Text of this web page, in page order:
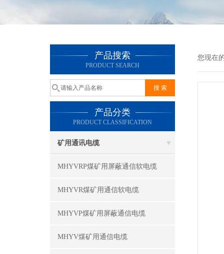
产品搜索
PRODUCT SEARCH
产品分类
PRODUCT CLASSIFICATION
矿用通讯电缆
MHYVRP煤矿用屏蔽通信软电缆
MHYVR煤矿用通信软电缆
MHYVP煤矿用屏蔽通信电缆
MHYV煤矿用通信电缆
您现在